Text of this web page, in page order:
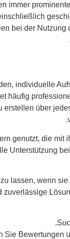
immer
bei der Nutzung
individuelle
häufig
über
genutzt, die
Unterstützung
lassen, wenn
Sie Bewertungen